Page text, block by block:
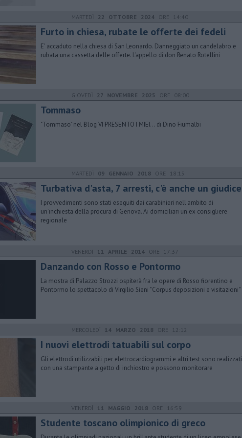
MARTEDÌ 22 OTTOBRE 2024ORE 14:40
Furto in chiesa, rubate le offerte dei fedeli
E' accaduto nella chiesa di San Leonardo. Danneggiato un candelabro e
rubata una cassetta delle offerte. L'appello di don Renato Rotellini
GIOVEDÌ 27 NOVEMBRE 2025 ORE 08:00
Tommaso
"Tommaso" nel Blog VI PRESENTO I MIEI... di Dino Fiumalbi
MARTEDÌ 09 GENNAIO 2018 ORE 18:15
Turbativa d'asta, 7 arresti, c'è anche un giudice
I provvedimenti sono stati eseguiti dai carabinieri nell'ambito di
un'inchiesta della procura di Genova. Ai domiciliari un ex consigliere
regionale
VENERDÌ 11 APRILE 2014ORE 17:37
Danzando con Rosso e Pontormo
La mostra di Palazzo Strozzi ospiterà fra le opere di Rosso fiorentino e
Pontormo lo spettacolo di Virgilio Sieni ''Corpus deposizioni e visitazioni''
MERCOLEDÌ 14 MARZO 2018 ORE 12:12
I nuovi elettrodi tatuabili sul corpo
Gli elettrodi utilizzabili per elettrocardiogrammi e altri test sono realizzati
con una stampante a getto di inchiostro e possono monitorare
VENERDÌ 11 MAGGIO 2018 ORE 16:59
Studente toscano olimpionico di greco